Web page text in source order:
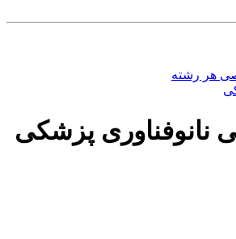
هر رشته
نانوفناوری پزشکی